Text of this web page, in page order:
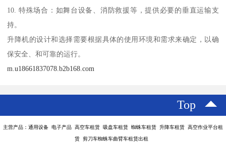
10. 特殊场合：如舞台设备、消防救援等，提供必要的垂直运输支
持。
升降机的设计和选择需要根据具体的使用环境和需求来确定，以确
保安全、和可靠的运行。
m.u18661837078.b2b168.com
Top
主营产品：通用设备 电子产品 高空车租赁 吸盘车租赁 蜘蛛车租赁 升降车租赁 高空作业平台租
赁 剪刀车蜘蛛车曲臂车租赁出租